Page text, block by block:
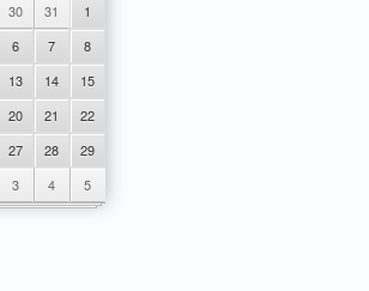
30 31
1
6 7
8
13 14
15
20 21
22
27 28
29
3 4 5